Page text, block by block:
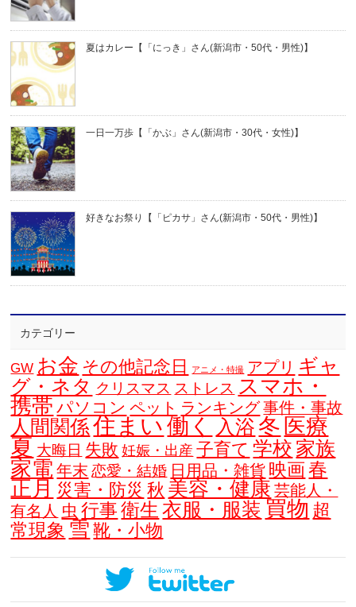
夏はカレー【「にっき」さん(新潟市・50代・男性)】
一日一万歩【「かぶ」さん(新潟市・30代・女性)】
好きなお祭り【「ピカサ」さん(新潟市・50代・男性)】
カテゴリー
GW お金 その他記念日 アニメ・特撮 アプリ ギャ
グ・ネタ クリスマス ストレス スマホ・
携帯 パソコン ペット ランキング事件・事故
人間関係住まい 働く 入浴 冬 医療
夏 大晦日 失敗 妊娠・出産 子育て 学校 家族
家電 年末 恋愛・結婚 日用品・雑貨 映画 春
正月 災害・防災 秋 美容・健康 芸能人・
有名人 虫 行事 衛生 衣服・服装 買物 超
常現象 雪 靴・小物